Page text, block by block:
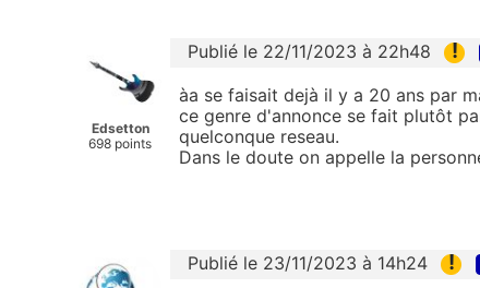
Edsetton
698 points
Publié le 22/11/2023 à 22h48 !
àa se faisait dejà il y a 20 ans par
ce genre d'annonce se fait plutôt
quelconque reseau.
Dans le doute on appelle la
Publié le 23/11/2023 à 14h24 !